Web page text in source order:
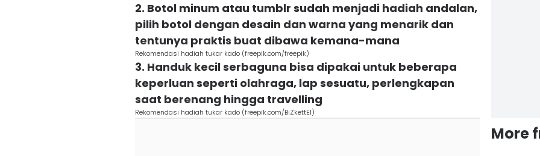
2. Botol minum atau tumblr sudah menjadi hadiah andalan,
pilih botol dengan desain dan warna yang menarik dan
tentunya praktis buat dibawa kemana-mana
Rekomendasi hadiah tukar kado (freepik.com/freepik)
3. Handuk kecil serbaguna bisa dipakai untuk beberapa
keperluan seperti olahraga, lap sesuatu, perlengkapan
saat berenang hingga travelling
Rekomendasi hadiah tukar kado (freepik.com/BiZkettE1)
More